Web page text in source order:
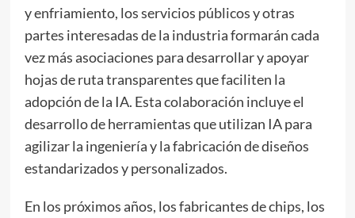
y enfriamiento, los servicios públicos y otras
partes interesadas de la industria formarán cada
vez más asociaciones para desarrollar y apoyar
hojas de ruta transparentes que faciliten la
adopción de la IA. Esta colaboración incluye el
desarrollo de herramientas que utilizan IA para
agilizar la ingeniería y la fabricación de diseños
estandarizados y personalizados.
En los próximos años, los fabricantes de chips, los